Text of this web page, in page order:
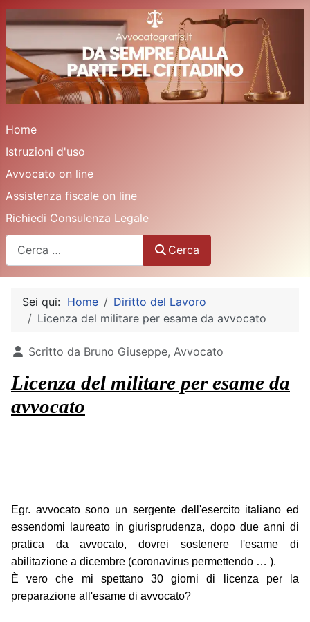
Home
Istruzioni d'uso
Avvocato on line
Assistenza fiscale on line
Richiedi Consulenza Legale
Cerca
Sei qui: Home
Diritto del Lavoro
Licenza del militare per esame da avvocato
Dettagli
Scritto da Bruno Giuseppe, Avvocato
Licenza del militare per esame da
avvocato
Egr. avvocato sono un sergente dell'esercito italiano ed
essendomi laureato in giurisprudenza, dopo due anni di
pratica da avvocato, dovrei sostenere l'esame di
abilitazione a dicembre (coronavirus permettendo … ).
È vero che mi spettano 30 giorni di licenza per la
preparazione all'esame di avvocato?